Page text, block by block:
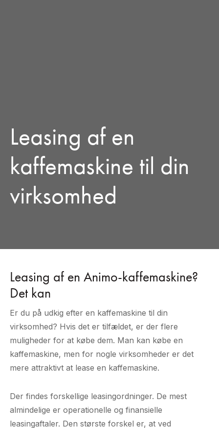
Leasing af en
kaffemaskine til din
virksomhed
Leasing af en Animo-kaffemaskine?
Det kan
Er du på udkig efter en kaffemaskine til din
virksomhed? Hvis det er tilfældet, er der flere
muligheder for at købe dem. Man kan købe en
kaffemaskine, men for nogle virksomheder er det
mere attraktivt at lease en kaffemaskine.
Der findes forskellige leasingordninger. De mest
almindelige er operationelle og finansielle
leasingaftaler. Den største forskel er, at ved